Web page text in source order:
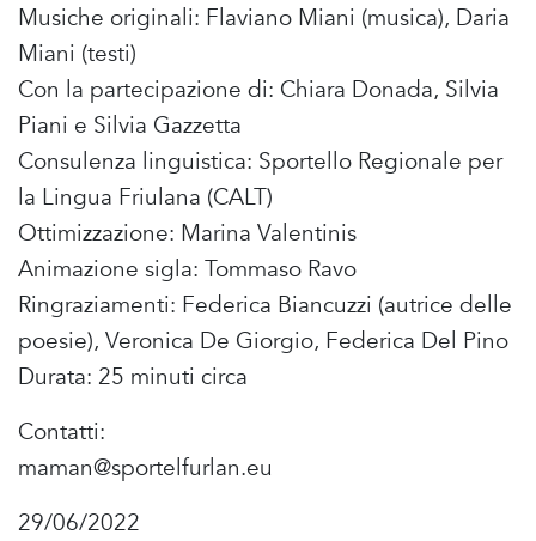
Musiche originali: Flaviano Miani (musica), Daria
Miani (testi)
Con la partecipazione di: Chiara Donada, Silvia
Piani e Silvia Gazzetta
Consulenza linguistica: Sportello Regionale per
la Lingua Friulana (CALT)
Ottimizzazione: Marina Valentinis
Animazione sigla: Tommaso Ravo
Ringraziamenti: Federica Biancuzzi (autrice delle
poesie), Veronica De Giorgio, Federica Del Pino
Durata: 25 minuti circa
Contatti:
maman@sportelfurlan.eu
29/06/2022